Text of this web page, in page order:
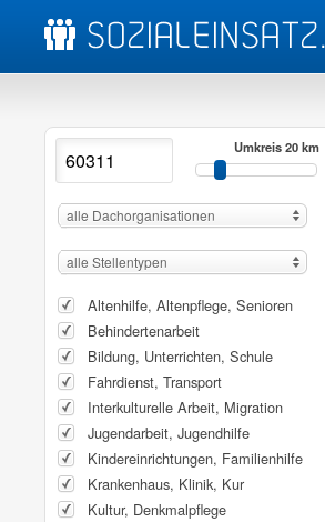
Umkreis 20 km
alle Dachorganisationen
alle Stellentypen
Altenhilfe, Altenpflege, Senioren
Behindertenarbeit
Bildung, Unterrichten, Schule
Fahrdienst, Transport
Interkulturelle Arbeit, Migration
Jugendarbeit, Jugendhilfe
Kindereinrichtungen, Familienhilfe
Krankenhaus, Klinik, Kur
Kultur, Denkmalpflege